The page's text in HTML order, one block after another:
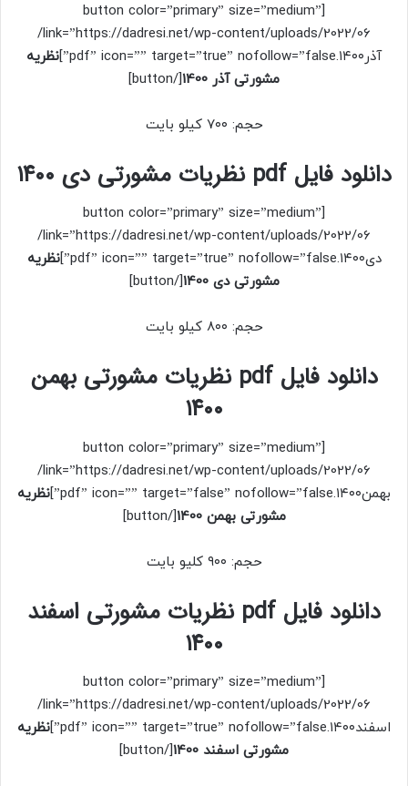
[button color=”primary” size=”medium”
link=”https://dadresi.net/wp-content/uploads/2022/06/
آذر۱۴۰۰.pdf” icon=”” target=”true” nofollow=”false”]
نظریه
مشورتی آذر 1400
[/button]
حجم: ۷۰۰ کیلو بایت
دانلود فایل pdf نظریات مشورتی دی ۱۴۰۰
[button color=”primary” size=”medium”
link=”https://dadresi.net/wp-content/uploads/2022/06/
دی۱۴۰۰.pdf” icon=”” target=”true” nofollow=”false”]
نظریه
مشورتی دی 1400
[/button]
حجم: ۸۰۰ کیلو بایت
دانلود فایل pdf نظریات مشورتی بهمن
۱۴۰۰
[button color=”primary” size=”medium”
link=”https://dadresi.net/wp-content/uploads/2022/06/
بهمن۱۴۰۰.pdf” icon=”” target=”false” nofollow=”false”]
نظریه
مشورتی بهمن 1400
[/button]
حجم: ۹۰۰ کلیو بایت
دانلود فایل pdf نظریات مشورتی اسفند
۱۴۰۰
[button color=”primary” size=”medium”
link=”https://dadresi.net/wp-content/uploads/2022/06/
اسفند۱۴۰۰.pdf” icon=”” target=”true” nofollow=”false”]
نظریه
مشورتی اسفند 1400
[/button]